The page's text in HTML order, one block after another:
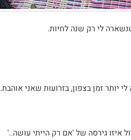
לי רק שנה לחיות.
יותר זמן בצפון, בזרועות שאני אוהבת.
איזו גירסה של 'אם רק הייתי עושה..'